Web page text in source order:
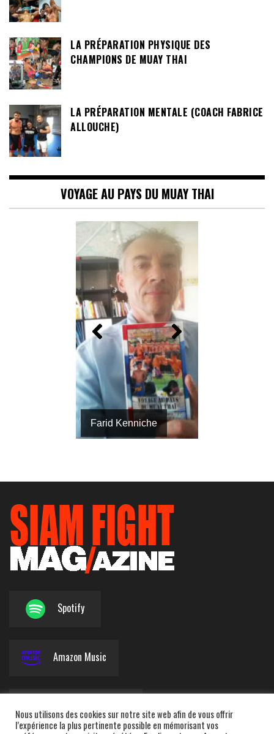
LA PRÉPARATION PHYSIQUE DES
CHAMPIONS DE MUAY THAI
LA PRÉPARATION MENTALE (COACH FABRICE
ALLOUCHE)
VOYAGE AU PAYS DU MUAY THAI
Farid Kenniche
Spotify
Amazon Music
Nous utilisons des cookies sur notre site web afin de vous offrir
l’expérience la plus pertinente possible en mémorisant vos